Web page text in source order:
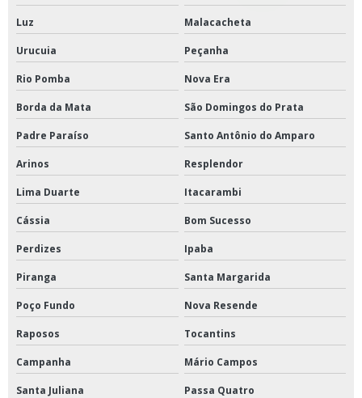
Luz Malacacheta
Urucuia Peçanha
Rio Pomba Nova Era
Borda da Mata São Domingos do Prata
Padre Paraíso Santo Antônio do Amparo
Arinos Resplendor
Lima Duarte Itacarambi
Cássia Bom Sucesso
Perdizes Ipaba
Piranga Santa Margarida
Poço Fundo Nova Resende
Raposos Tocantins
Campanha Mário Campos
Santa Juliana Passa Quatro